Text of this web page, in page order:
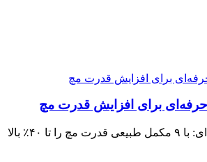
مکمل مچ‌اندازی حرفه‌ای: با ۹ مکمل طبیعی قدرت مچ را تا ۴۰٪ بالا